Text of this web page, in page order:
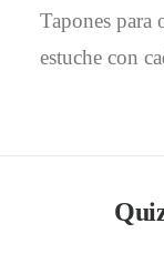
Tapones para
estuche con